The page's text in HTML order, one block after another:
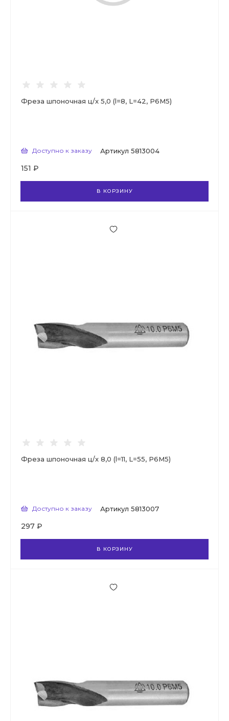
Фреза шпоночная ц/х 5,0 (l=8, L=42, Р6М5)
Доступно к заказу Артикул 5813004
151 ₽
В КОРЗИНУ
Фреза шпоночная ц/х 8,0 (l=11, L=55, Р6М5)
Доступно к заказу Артикул 5813007
297 ₽
В КОРЗИНУ